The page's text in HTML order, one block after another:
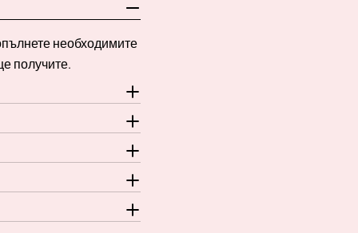
необходимите
получите.